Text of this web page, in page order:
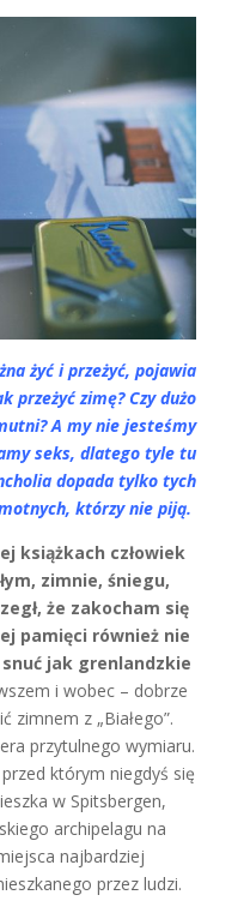
żyć i przeżyć, pojawia
przeżyć zimę? Czy dużo
A my nie jesteśmy
seks, dlatego tyle tu
dopada tylko tych
którzy nie piją.
książkach człowiek
zimnie, śniegu,
że zakocham się
pamięci również nie
jak grenlandzkie
i wobec – dobrze
zimnem z „Białego”.
przytulnego wymiaru.
którym niegdyś się
w Spitsbergen,
archipelagu na
najbardziej
przez ludzi.